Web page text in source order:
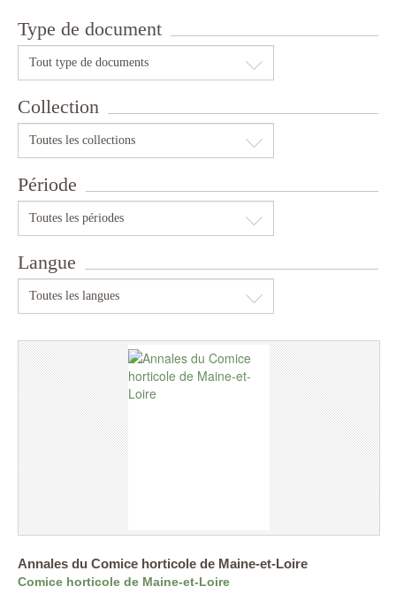
Type de document
Tout type de documents
Collection
Toutes les collections
Période
Toutes les périodes
Langue
Toutes les langues
Annales du Comice horticole de Maine-et-Loire
Comice horticole de Maine-et-Loire